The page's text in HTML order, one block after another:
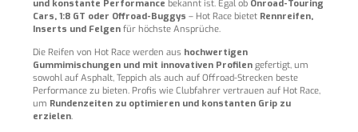
und konstante Performance bekannt ist. Egal ob Onroad-Touring
Cars, 1:8 GT oder Offroad-Buggys – Hot Race bietet Rennreifen,
Inserts und Felgen für höchste Ansprüche.
Die Reifen von Hot Race werden aus hochwertigen
Gummimischungen und mit innovativen Profilen gefertigt, um
sowohl auf Asphalt, Teppich als auch auf Offroad-Strecken beste
Performance zu bieten. Profis wie Clubfahrer vertrauen auf Hot Race,
um Rundenzeiten zu optimieren und konstanten Grip zu
erzielen.